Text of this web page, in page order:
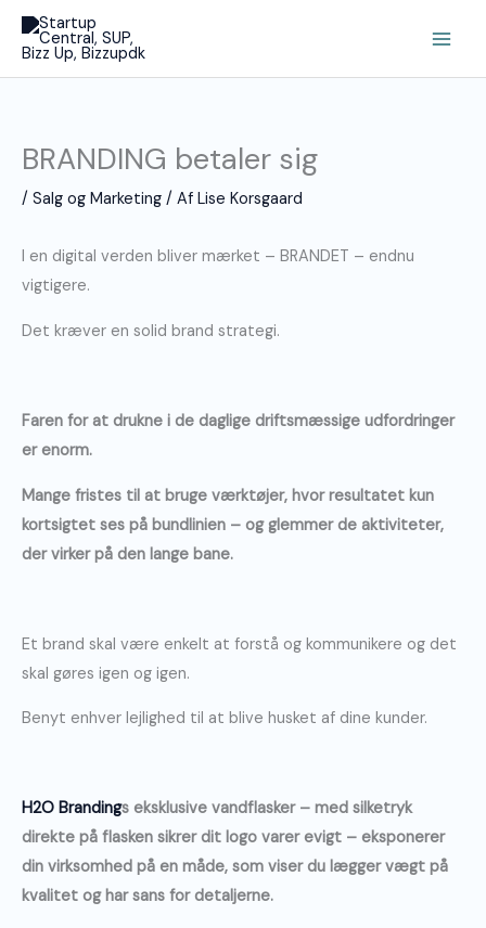
indholdet
BRANDING betaler sig
/ Salg og Marketing / Af Lise Korsgaard
I en digital verden bliver mærket – BRANDET – endnu
vigtigere.
Det kræver en solid brand strategi.
Faren for at drukne i de daglige driftsmæssige udfordringer
er enorm.
Mange fristes til at bruge værktøjer, hvor resultatet kun
kortsigtet ses på bundlinien – og glemmer de aktiviteter,
der virker på den lange bane.
Et brand skal være enkelt at forstå og kommunikere og det
skal gøres igen og igen.
Benyt enhver lejlighed til at blive husket af dine kunder.
H2O Brandings eksklusive vandflasker – med silketryk
direkte på flasken sikrer dit logo varer evigt – eksponerer
din virksomhed på en måde, som viser du lægger vægt på
kvalitet og har sans for detaljerne.